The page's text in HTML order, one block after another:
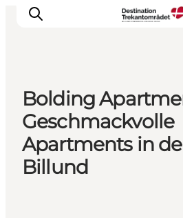
LEGOLAND® Billund
Städte
Erlebnisse
Unterkünfte
Bolding
Geschmackvolle
Apartments in
Billund